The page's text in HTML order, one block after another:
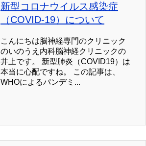
新型コロナウイルス感染症
（COVID-19）について
こんにちは脳神経専門のクリニック
のいのうえ内科脳神経クリニックの
井上です。 新型肺炎（COVID19）は
本当に心配ですね。 この記事は、
WHOによるパンデミ...